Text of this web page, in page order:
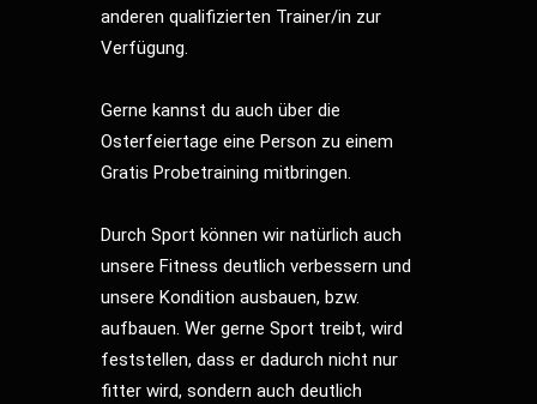
anderen qualifizierten Trainer/in zur
Verfügung.
Gerne kannst du auch über die
Osterfeiertage eine Person zu einem
Gratis Probetraining mitbringen.
Durch Sport können wir natürlich auch
unsere Fitness deutlich verbessern und
unsere Kondition ausbauen, bzw.
aufbauen. Wer gerne Sport treibt, wird
feststellen, dass er dadurch nicht nur
fitter wird, sondern auch deutlich